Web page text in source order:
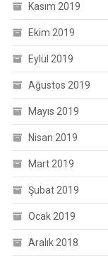
Kasım 2019
Ekim 2019
Eylül 2019
Ağustos 2019
Mayıs 2019
Nisan 2019
Mart 2019
Şubat 2019
Ocak 2019
Aralık 2018